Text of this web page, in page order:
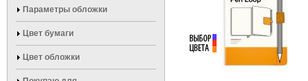
Параметры обложки
Цвет бумаги
Цвет обложки